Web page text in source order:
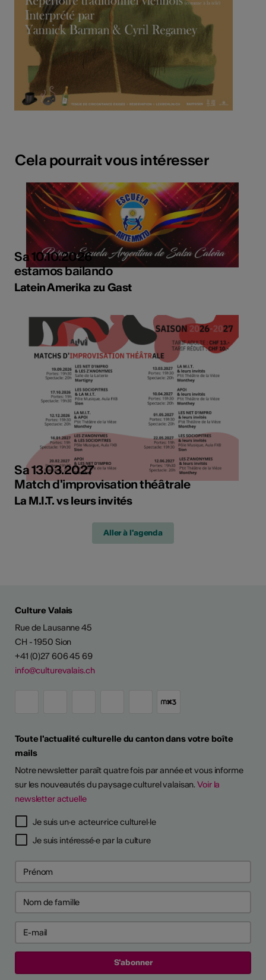
Cela pourrait vous intéresser
Sa 10.10.2026
estamos bailando
Latein Amerika zu Gast
Sa 13.03.2027
Match d'improvisation théâtrale
La M.I.T. vs leurs invités
Aller à l'agenda
Culture Valais
Rue de Lausanne 45
CH - 1950 Sion
+41 (0)27 606 45 69
info@culturevalais.ch
Toute l'actualité culturelle du canton dans votre boîte
mails
Notre newsletter paraît quatre fois par année et vous informe
sur les nouveautés du paysage culturel valaisan.Voir la
newsletter actuelle
Je suis un·e acteur·rice culturel·le
Je suis intéressé·e par la culture